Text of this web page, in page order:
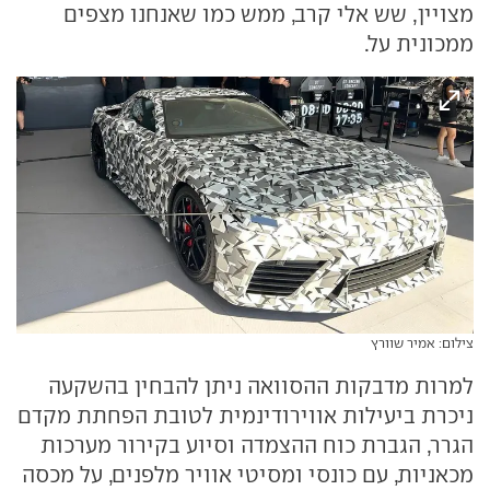
מצויין, שש אלי קרב, ממש כמו שאנחנו מצפים
ממכונית על.
צילום: אמיר שוורץ
למרות מדבקות ההסוואה ניתן להבחין בהשקעה
ניכרת ביעילות אווירודינמית לטובת הפחתת מקדם
הגרר, הגברת כוח ההצמדה וסיוע בקירור מערכות
מכאניות, עם כונסי ומסיטי אוויר מלפנים, על מכסה